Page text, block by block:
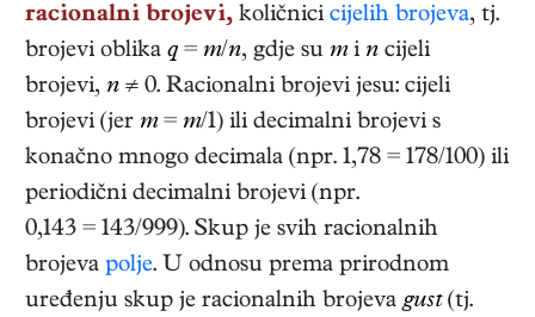
racionalni brojevi, količnici cijelih brojeva, tj.
brojevi oblika q = m/n, gdje su mi n cijeli
brojevi, n ≠ 0. Racionalni brojevi jesu: cijeli
brojevi (jer m= m/1) ili decimalni brojevi s
konačno mnogo decimala (npr. 1,78 = 178/100) ili
periodični decimalni brojevi (npr.
0,143 = 143/999). Skup je svih racionalnih
brojeva polje. U odnosu prema prirodnom
uređenju skup je racionalnih brojevagust(tj.